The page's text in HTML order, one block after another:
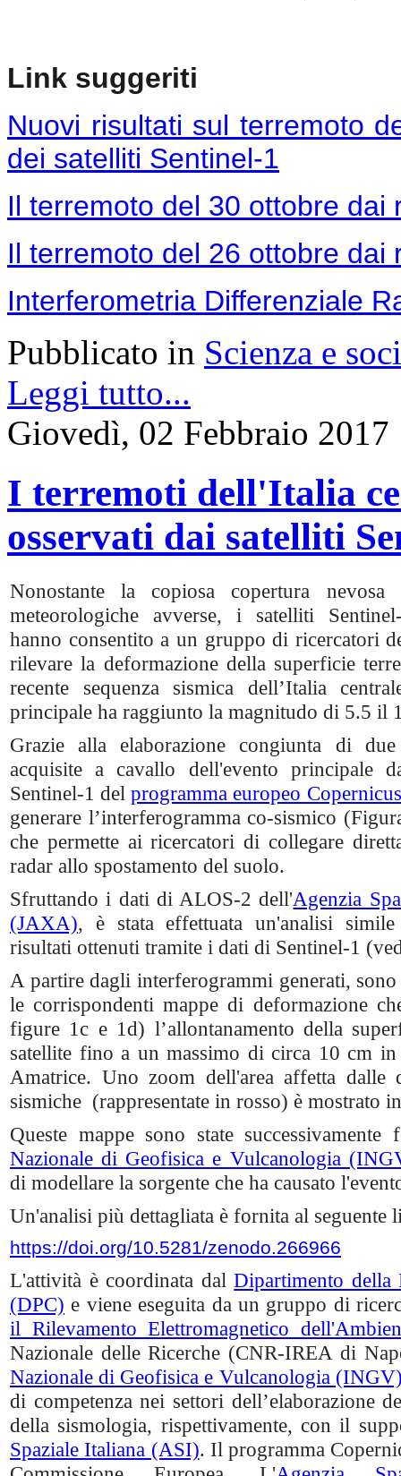
Link suggeriti
Nuovi risultati sul terremoto
dei satelliti Sentinel-1
Il terremoto del 30 ottobre dai
Il terremoto del 26 ottobre dai
Interferometria Differenziale
Pubblicato in Scienza e
Leggi tutto...
Giovedì, 02 Febbraio 2017
I terremoti dell'Italia
osservati dai satelliti
Nonostante la copiosa copertura
meteorologiche avverse, i satelliti
hanno consentito a un gruppo di ricercatori
rilevare la deformazione della superficie
recente sequenza sismica dell’Italia
principale ha raggiunto la magnitudo di 5.5 il
Grazie alla elaborazione congiunta di
acquisite a cavallo dell'evento principale
Sentinel-1 delprogramma europeo Copernicus
generare l’interferogramma co-sismico
che permette ai ricercatori di collegare
radar allo spostamento del suolo.
Sfruttando i dati di ALOS-2 dell'Agenzia
(JAXA), è stata effettuata un'analisi
risultati ottenuti tramite i dati di Sentinel-1
A partire dagli interferogrammi generati,
le corrispondenti mappe di deformazione
figure 1c e 1d) l’allontanamento della
satellite fino a un massimo di circa 10 cm in
Amatrice. Uno zoom dell'area affetta dalle
sismiche (rappresentate in rosso) è mostrato
Queste mappe sono state successivamente
Nazionale di Geofisica e Vulcanologia
di modellare la sorgente che ha causato
Un'analisi più dettagliata è fornita al seguente
https://doi.org/10.5281/zenodo.266966
L'attività è coordinata dalDipartimento della
(DPC) e viene eseguita da un gruppo di
il Rilevamento Elettromagnetico
Nazionale delle Ricerche (CNR-IREA di
Nazionale di Geofisica e Vulcanologia
di competenza nei settori dell’elaborazione
della sismologia, rispettivamente, con il
Spaziale Italiana (ASI). Il programma